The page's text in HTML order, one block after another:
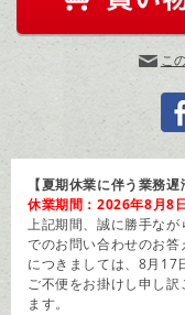
こ
【夏期休業に伴う業務遅
休業期間：2026年8月8
上記期間、誠に勝手な
でのお問い合わせのお
につきましては、8月17
ご不便をお掛けし申し
ます。